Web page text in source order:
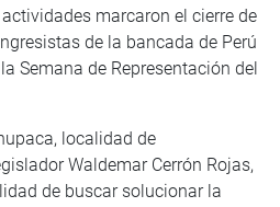
marcaron el cierre de
de la bancada de Perú
Semana de Representación del
localidad de
Waldemar Cerrón Rojas,
de buscar solucionar la